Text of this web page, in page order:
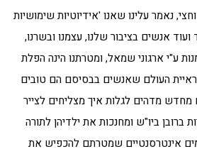
נאמר עלינו שאנו 'אידיוטיות שימושיות
אנשים בציבור שלנו, עצמנו ובשרנו,
ע"י ארגוני שמאל, ומטרתנו הינה הפלת
העולם שאנשים בבסיסם הם טובים
מחדש מדהים לגלות איך מצליחים לצייר
ברובן ביו"ש ומחנכות את ילדיהן לתורה
אינטרסנטיים שמטרתם להכפיש את